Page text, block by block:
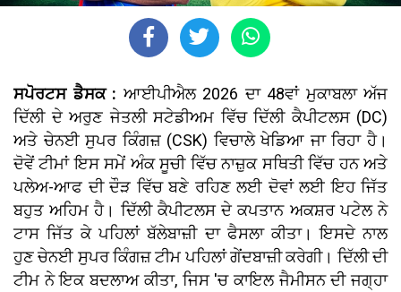
ਸਪੋਰਟਸ ਡੈਸਕ : ਆਈਪੀਐਲ 2026 ਦਾ 48ਵਾਂ ਮੁਕਾਬਲਾ ਅੱਜ
ਦਿੱਲੀ ਦੇ ਅਰੁਣ ਜੇਤਲੀ ਸਟੇਡੀਅਮ ਵਿੱਚ ਦਿੱਲੀ ਕੈਪੀਟਲਸ (DC)
ਅਤੇ ਚੇਨਈ ਸੁਪਰ ਕਿੰਗਜ਼ (CSK) ਵਿਚਾਲੇ ਖੇਡਿਆ ਜਾ ਰਿਹਾ ਹੈ।
ਦੋਵੇਂ ਟੀਮਾਂ ਇਸ ਸਮੇਂ ਅੰਕ ਸੂਚੀ ਵਿੱਚ ਨਾਜ਼ੁਕ ਸਥਿਤੀ ਵਿੱਚ ਹਨ ਅਤੇ
ਪਲੇਅ-ਆਫ ਦੀ ਦੌੜ ਵਿੱਚ ਬਣੇ ਰਹਿਣ ਲਈ ਦੋਵਾਂ ਲਈ ਇਹ ਜਿੱਤ
ਬਹੁਤ ਅਹਿਮ ਹੈ। ਦਿੱਲੀ ਕੈਪੀਟਲਸ ਦੇ ਕਪਤਾਨ ਅਕਸ਼ਰ ਪਟੇਲ ਨੇ
ਟਾਸ ਜਿੱਤ ਕੇ ਪਹਿਲਾਂ ਬੱਲੇਬਾਜ਼ੀ ਦਾ ਫੈਸਲਾ ਕੀਤਾ। ਇਸਦੇ ਨਾਲ
ਹੁਣ ਚੇਨਈ ਸੁਪਰ ਕਿੰਗਜ਼ ਟੀਮ ਪਹਿਲਾਂ ਗੇਂਦਬਾਜ਼ੀ ਕਰੇਗੀ। ਦਿੱਲੀ ਦੀ
ਟੀਮ ਨੇ ਇਕ ਬਦਲਾਅ ਕੀਤਾ, ਜਿਸ 'ਚ ਕਾਇਲ ਜੈਮੀਸਨ ਦੀ ਜਗ੍ਹਾ